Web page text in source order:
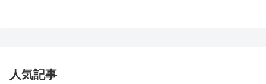
人気記事